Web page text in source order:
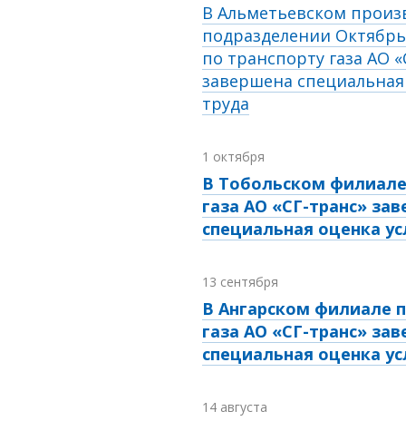
В Альметьевском
подразделении
по транспорту газа АО
завершена
труда
1 октября
В Тобольском
газа АО «СГ-транс»
специальная оценка
13 сентября
В Ангарском филиале
газа АО «СГ-транс»
специальная оценка
14 августа